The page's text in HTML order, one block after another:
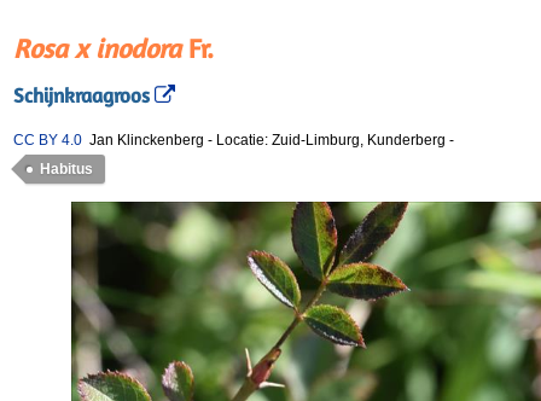
Rosa x inodoraFr.
Schijnkraagroos
CC BY 4.0 Jan Klinckenberg - Locatie: Zuid-Limburg, Kunderberg -
Habitus